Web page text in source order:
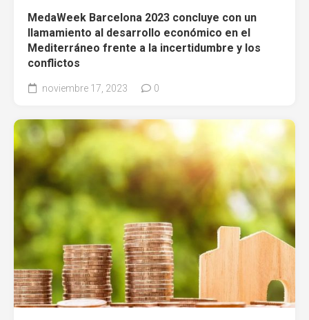
MedaWeek Barcelona 2023 concluye con un
llamamiento al desarrollo económico en el
Mediterráneo frente a la incertidumbre y los
conflictos
noviembre 17, 2023 0